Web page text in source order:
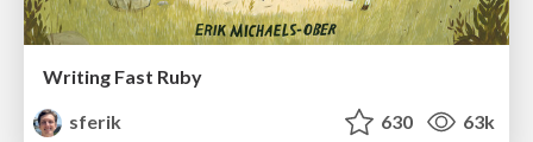
Writing Fast Ruby
sferik
630 63k